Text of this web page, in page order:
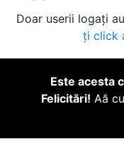
Doar userii logați
ți click
Este acesta
Felicitări! Aă